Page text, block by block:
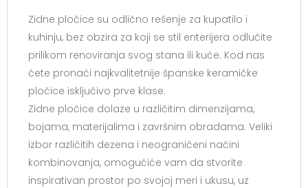
Zidne pločice su odlično rešenje za kupatilo i
kuhinju, bez obzira za koji se stil enterijera odlučite
prilikom renoviranja svog stana ili kuće. Kod nas
ćete pronaći najkvalitetnije španske keramičke
pločice isključivo prve klase.
Zidne pločice dolaze u različitim dimenzijama,
bojama, materijalima i završnim obradama. Veliki
izbor različitih dezena i neograničeni načini
kombinovanja, omogućiće vam da stvorite
inspirativan prostor po svojoj meri i ukusu, uz